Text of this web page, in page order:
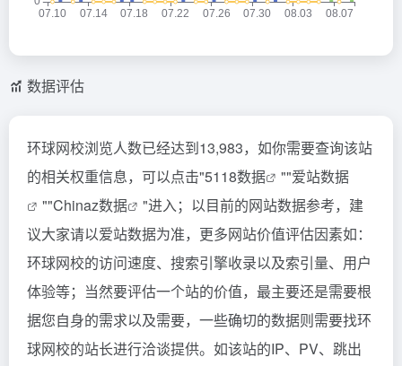
数据评估
环球网校浏览人数已经达到13,983，如你需要查询该站
的相关权重信息，可以点击"5118数据 ""爱站数据
""Chinaz数据
"进入；以目前的网站数据参考，建
议大家请以爱站数据为准，更多网站价值评估因素如：
环球网校的访问速度、搜索引擎收录以及索引量、用户
体验等；当然要评估一个站的价值，最主要还是需要根
据您自身的需求以及需要，一些确切的数据则需要找环
球网校的站长进行洽谈提供。如该站的IP、PV、跳出